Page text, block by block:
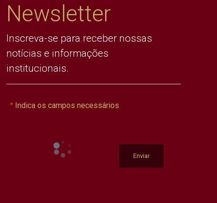
Newsletter
Inscreva-se para receber nossas
notícias e informações
institucionais.
Indica os campos necessários
Enviar